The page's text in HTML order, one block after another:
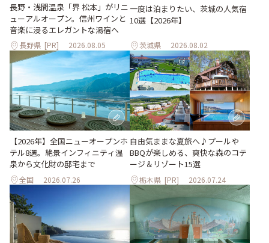
長野・浅間温泉「界 松本」がリニ
ューアルオープン。信州ワインと
音楽に浸るエレガントな湯宿へ
長野県 [PR] 2026.08.05
一度は泊まりたい、茨城の人気宿
10選【2026年】
茨城県 2026.08.02
【2026年】全国ニューオープンホ
テル8選。絶景インフィニティ温
泉から文化財の邸宅まで
全国 2026.07.26
自由気ままな夏旅へ♪プールや
BBQが楽しめる、爽快な森のコテ
ージ＆リゾート15選
栃木県 [PR] 2026.07.24